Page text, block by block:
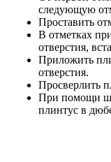
следующую
Проставить
В отметках
отверстия,
Приложить
отверстия.
Просверлить
При помощи
плинтус в